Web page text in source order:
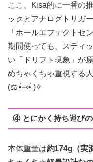
ここ、Kisa的に一番の
ックとアナログトリガ
「ホールエフェクトセ
期間使っても、スティ
い「ドリフト現象」が
めちゃくちゃ重視する
(⚖️ •̀⤙•́ )✧
④ とにかく持ち運びの
本体重量は約174g（実